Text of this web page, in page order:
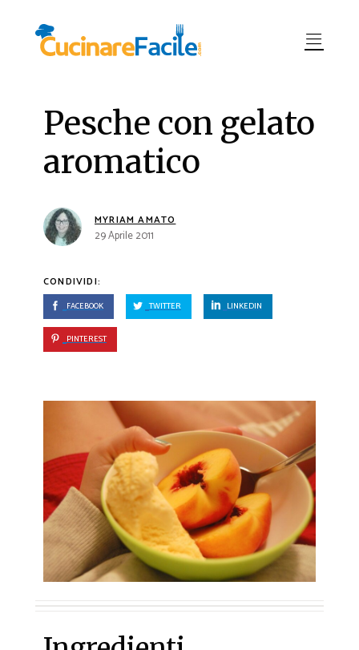
Pesche con gelato
aromatico
MYRIAM AMATO
29 Aprile 2011
CONDIVIDI:
FACEBOOK TWITTER LINKEDIN
PINTEREST